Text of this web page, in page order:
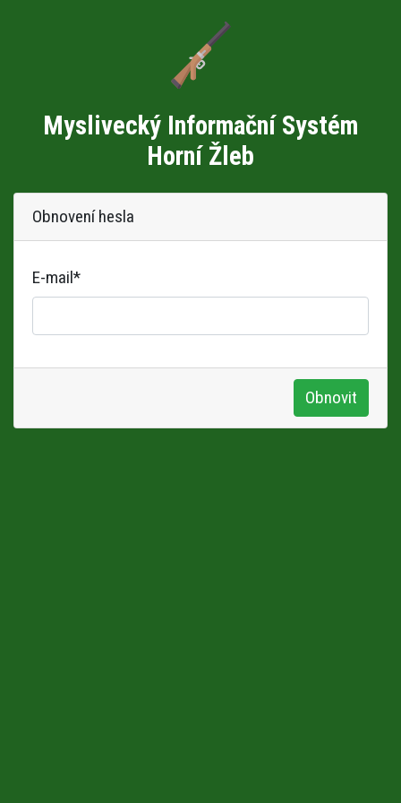
Myslivecký Informační Systém
Horní Žleb
Obnovení hesla
E-mail*
Obnovit